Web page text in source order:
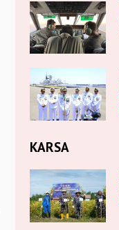
KARSA